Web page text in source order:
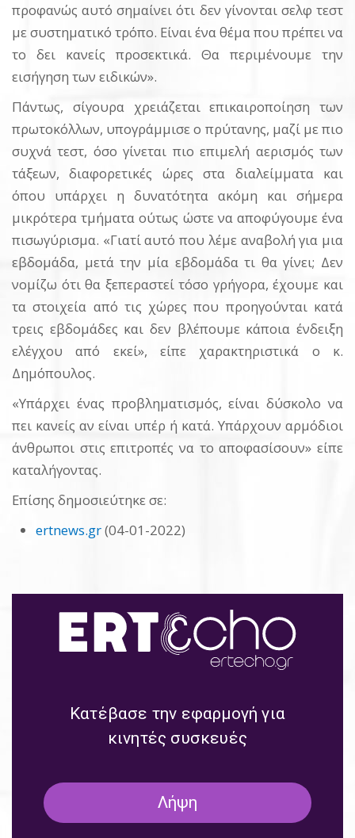
προφανώς αυτό σημαίνει ότι δεν γίνονται σελφ τεστ
με συστηματικό τρόπο. Είναι ένα θέμα που πρέπει να
το δει κανείς προσεκτικά. Θα περιμένουμε την
εισήγηση των ειδικών».
Πάντως, σίγουρα χρειάζεται επικαιροποίηση των
πρωτοκόλλων, υπογράμμισε ο πρύτανης, μαζί με πιο
συχνά τεστ, όσο γίνεται πιο επιμελή αερισμός των
τάξεων, διαφορετικές ώρες στα διαλείμματα και
όπου υπάρχει η δυνατότητα ακόμη και σήμερα
μικρότερα τμήματα ούτως ώστε να αποφύγουμε ένα
πισωγύρισμα. «Γιατί αυτό που λέμε αναβολή για μια
εβδομάδα, μετά την μία εβδομάδα τι θα γίνει; Δεν
νομίζω ότι θα ξεπεραστεί τόσο γρήγορα, έχουμε και
τα στοιχεία από τις χώρες που προηγούνται κατά
τρεις εβδομάδες και δεν βλέπουμε κάποια ένδειξη
ελέγχου από εκεί», είπε χαρακτηριστικά ο κ.
Δημόπουλος.
«Υπάρχει ένας προβληματισμός, είναι δύσκολο να
πει κανείς αν είναι υπέρ ή κατά. Υπάρχουν αρμόδιοι
άνθρωποι στις επιτροπές να το αποφασίσουν» είπε
καταλήγοντας.
Επίσης δημοσιεύτηκε σε:
ertnews.gr(04-01-2022)